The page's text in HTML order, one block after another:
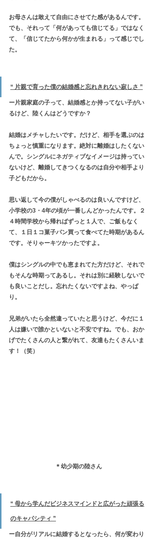
お母さんは敢えて自由にさせてた感があるんです。
でも、それって「何があっても信じてる」ではなく
て、「信じてたから何かが生まれる」って感じでし
た。
“ 片親で育った僕の結婚感と忘れきれない寂しさ ”
ー片親家庭の子って、結婚感とか持ってない子がい
るけど、陸くんはどうですか？
結婚はメチャしたいです。だけど、相手を選ぶのは
ちょっと慎重になります。絶対に離婚はしたくない
んで。シングルにネガティブなイメージは持ってい
ないけど、離婚してきつくなるのは自分や相手より
子どもだから。
思い返して今の僕がしゃべるのは良いんですけど、
小学校の3・4年の頃が一番しんどかったんです。２
４時間学校から帰ればずっと１人で、ご飯もなく
て、１日１コ菓子パン買って食べてた時期があるん
です。そりゃーキツかったですよ。
僕はシングルの中でも恵まれてた方だけど、それで
もそんな時期ってあるし。それは別に経験しないで
も良いことだし。忘れたくないですよね、やっぱ
り。
兄弟がいたら全然違っていたと思うけど、今だに１
人は嫌いで誰かといないと不安ですね。でも、おか
げでたくさんの人と繋がれて、友達もたくさんいま
す！（笑）
＊幼少期の陸さん
“ 母から学んだビジネスマインドと広がった頑張る
のキャパシティ ”
ー自分がリアルに結婚するとなったら、何が変わり